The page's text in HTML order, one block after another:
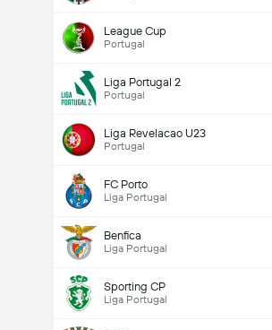
League Cup
Portugal
Liga Portugal 2
Portugal
Liga Revelacao U23
Portugal
FC Porto
Liga Portugal
Benfica
Liga Portugal
Sporting CP
Liga Portugal